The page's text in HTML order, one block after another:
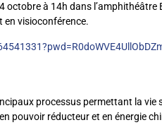
octobre à 14h dans
en visioconférence.
processus permettant la vie
pouvoir réducteur et en énergie